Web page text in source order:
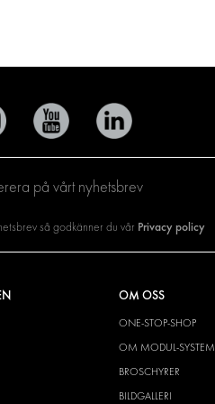
på vårt nyhetsbrev
så godkänner du vår Privacy policy
OM OSS
ONE-STOP-SHOP
OM MODUL-SYSTEM
BROSCHYRER
BILDGALLERI